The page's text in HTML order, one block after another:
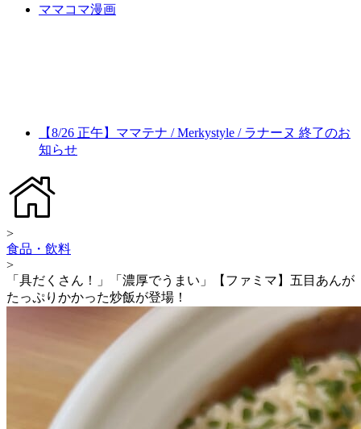
ママコマ漫画
【8/26 正午】ママテナ / Merkystyle / ラナーヌ 終了のお
知らせ
>
食品・飲料
>
「具だくさん！」「濃厚でうまい」【ファミマ】五目あんが
たっぷりかかった炒飯が登場！